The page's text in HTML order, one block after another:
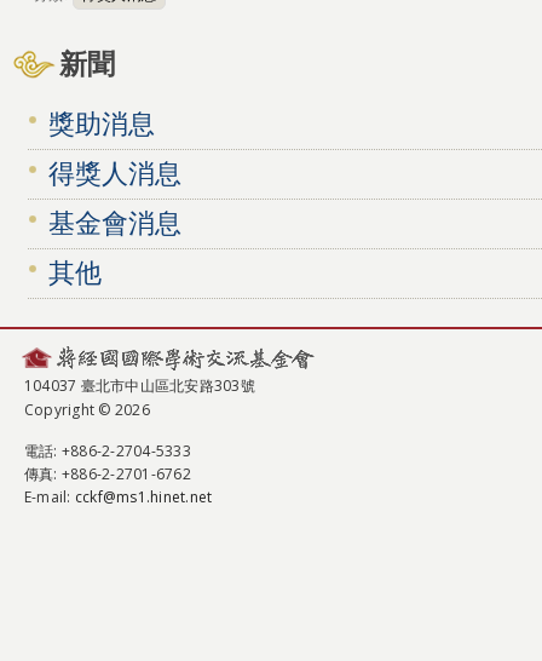
新聞
獎助消息
得獎人消息
基金會消息
其他
104037 臺北市中山區北安路303號
Copyright © 2026
電話: +886-2-2704-5333
傳真: +886-2-2701-6762
E-mail: cckf@ms1.hinet.net